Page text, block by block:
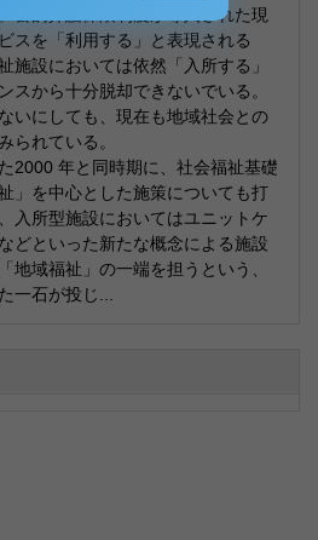
公的介護保険制度が導入された現
スを「利用する」と表現される
施設においては依然「入所する」
スから十分脱却できないでいる。
いにしても、現在も地域社会との
られている。
2000 年と同時期に、社会福祉基礎
」を中心とした施策についても打
入所型施設においてはユニットケ
どといった新たな概念による施設
地域福祉」の一端を担うという、
一石が投じ...